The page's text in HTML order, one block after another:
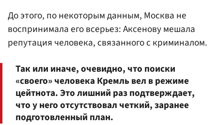
До этого, по некоторым данным, Москва не
воспринимала его всерьез: Аксенову мешала
репутация человека, связанного с криминалом.
Так или иначе, очевидно, что поиски
«своего» человека Кремль вел в режиме
цейтнота. Это лишний раз подтверждает,
что у него отсутствовал четкий, заранее
подготовленный план.